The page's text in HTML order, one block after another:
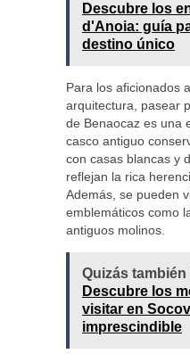
Descubre los
d'Anoia: guía
destino único
Para los aficionados
arquitectura, pasear
de Benaocaz es una
casco antiguo
con casas blancas y
reflejan la rica
Además, se pueden
emblemáticos como
antiguos molinos.
Quizás
Descubre los
visitar en
imprescindible